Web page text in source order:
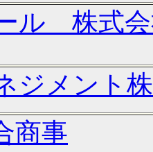
ル 株式
ジメント
商事